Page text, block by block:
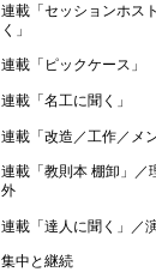
連載「セッションホス
く」
連載「ピックケース」
連載「名工に聞く」
連載「改造／工作／メン
連載「教則本 棚卸」／
外
連載「達人に聞く」／
集中と継続